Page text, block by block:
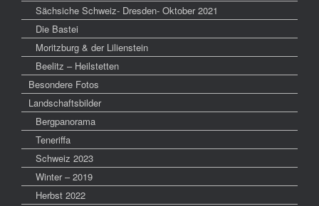
Sächsiche Schweiz- Dresden- Oktober 2021
Die Bastei
Moritzburg & der Lilienstein
Beelitz – Heilstetten
Besondere Fotos
Landschaftsbilder
Bergpanorama
Teneriffa
Schweiz 2023
Winter – 2019
Herbst 2022